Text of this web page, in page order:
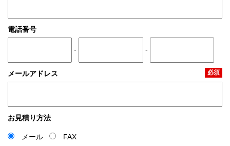
電話番号
- -
メールアドレス 必須
お見積り方法
メール
FAX